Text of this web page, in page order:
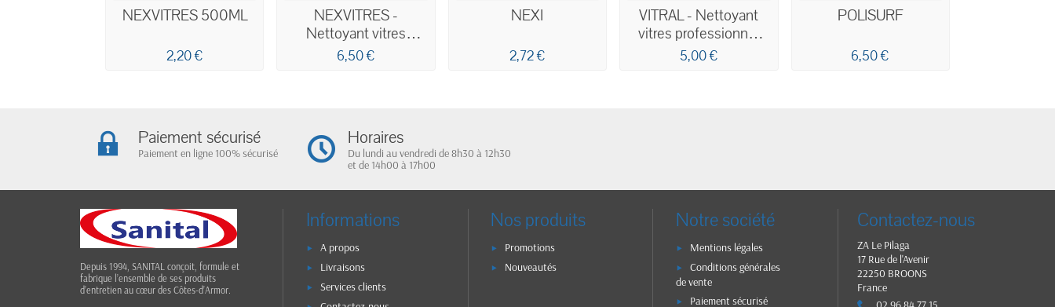
NEXVITRES 500ML
2,20 €
NEXVITRES -
Nettoyant vitres
professionnel
6,50 €
NEXI
2,72 €
VITRAL - Nettoyant
vitres professionnel
concentré 750ML
5,00 €
POLISURF
6,50 €
Paiement sécurisé
Paiement en ligne 100% sécurisé
Horaires
Du lundi au vendredi de 8h30 à 12h30
et de 14h00 à 17h00
Depuis 1994, SANITAL conçoit, formule et
fabrique l’ensemble de ses produits
d’entretien au cœur des Côtes-d’Armor.
Informations
A propos
Livraisons
Services clients
Nos produits
Promotions
Nouveautés
Notre société
Mentions légales
Conditions générales
de vente
Paiement sécurisé
Contactez-nous
ZA Le Pilaga
17 Rue de l'Avenir
22250 BROONS
France